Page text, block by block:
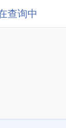
查询中